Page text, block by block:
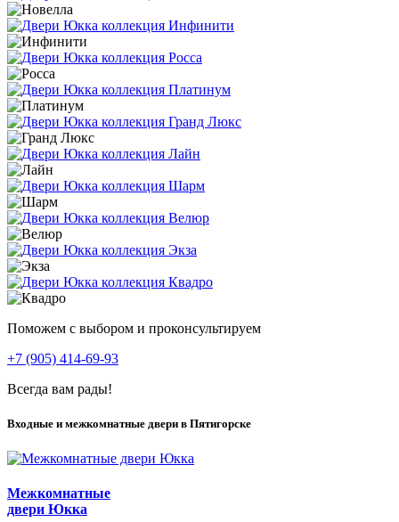
Поможем с выбором и проконсультируем
+7 (905) 414-69-93
Всегда вам рады!
Входные и межкомнатные двери в Пятигорске
Межкомнатные
двери Юкка